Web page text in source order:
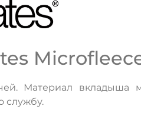
Материал вкладыша
службу.